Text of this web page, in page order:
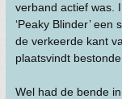
verband actief was.
‘Peaky Blinder’
de verkeerde kant
plaatsvindt
Wel had de bende